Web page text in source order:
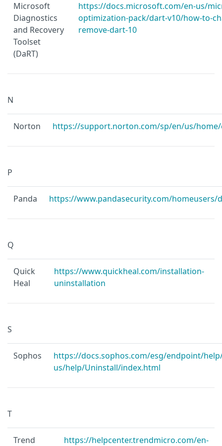
Microsoft
Diagnostics
and Recovery
Toolset
(DaRT)
https://docs.microsoft.com/en-us/
optimization-pack/dart-v10/how-to-
remove-dart-10
N
Norton https://support.norton.com/sp/en/us/
P
Panda https://www.pandasecurity.com/
Q
Quick
Heal
https://www.quickheal.com/installation-
uninstallation
S
Sophos
https://docs.sophos.com/esg/endpoint/
us/help/Uninstall/index.html
T
Trend
https://helpcenter.trendmicro.com/en-